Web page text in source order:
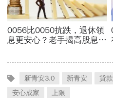
新青安3.0 新青安 貸款
安心成家
上限